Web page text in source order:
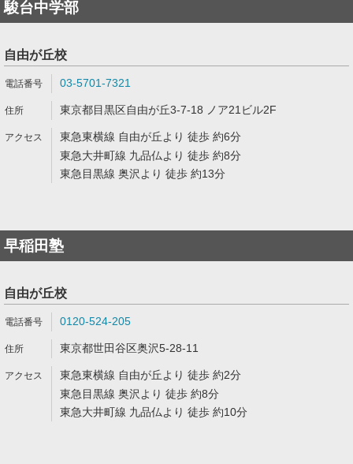
駿台中学部
自由が丘校
03-5701-7321
東京都目黒区自由が丘3-7-18 ノア21ビル2F
東急東横線 自由が丘より 徒歩 約6分
東急大井町線 九品仏より 徒歩 約8分
東急目黒線 奥沢より 徒歩 約13分
早稲田塾
自由が丘校
0120-524-205
東京都世田谷区奥沢5-28-11
東急東横線 自由が丘より 徒歩 約2分
東急目黒線 奥沢より 徒歩 約8分
東急大井町線 九品仏より 徒歩 約10分